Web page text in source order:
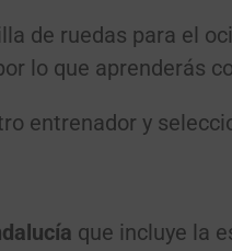
de ruedas para el
lo que aprenderás
entrenador y
que incluye la